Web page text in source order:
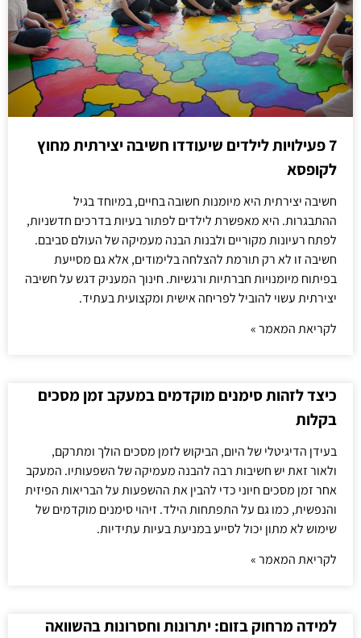
7 פעילויות לילדים שיעודדו חשיבה יצירתית מחוץ
לקופסא
חשיבה יצירתית היא מיומנות חשובה בחיים, במיוחד בגיל
ההתבגרות. היא מאפשרת לילדים לפתור בעיות בדרכים חדשניות,
לפתח רעיונות מקוריים ולבנות הבנה מעמיקה של העולם סביבם.
חשיבה זו לא רק תורמת להצלחה בלימודים, אלא גם מסייעת
בפיתוח מיומנויות חברתיות ורגשיות. חינוך המעניק דגש על חשיבה
יצירתית עשוי להוביל לפריחה אישית ומקצועית בעתיד.
לקריאת המאמר »
כיצד לזהות סימנים מוקדמים במעקב זמן מסכים
בקלות
בעידן הדיגיטלי של היום, הביקוש לזמן מסכים הולך ומתרקם,
ולאור זאת יש חשיבות רבה להבנה מעמיקה של השפעותיו. המעקב
אחר זמן מסכים חיוני כדי להבין את ההשפעות על הבריאות הפיזית
והנפשית, כמו גם על התפתחות הילד. זיהוי סימנים מוקדמים של
שימוש לא מתון יכול לסייע במניעת בעיות עתידיות.
לקריאת המאמר »
למידה מרחוק בזום: יתרונות וחסרונות בהשוואה